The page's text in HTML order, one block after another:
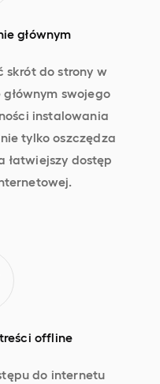
głównym
skrót do strony w
swojego
instalowania
tylko oszczędza
łatwiejszy dostęp
offline
do internetu